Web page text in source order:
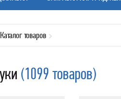
Каталог товаров
(1099 товаров)